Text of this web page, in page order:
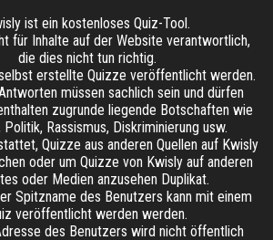
ist ein kostenloses Quiz-Tool.
für Inhalte auf der Website verantwortlich,
die dies nicht tun richtig.
erstellte Quizze veröffentlicht werden.
müssen sachlich sein und dürfen
zugrunde liegende Botschaften wie
Politik, Rassismus, Diskriminierung usw.
Quizze aus anderen Quellen auf Kwisly
oder um Quizze von Kwisly auf anderen
oder Medien anzusehen Duplikat.
Spitzname des Benutzers kann mit einem
veröffentlicht werden werden.
des Benutzers wird nicht öffentlich